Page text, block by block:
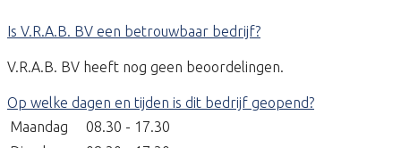
Is V.R.A.B. BV een betrouwbaar bedrijf?
V.R.A.B. BV heeft nog geen beoordelingen.
Op welke dagen en tijden is dit bedrijf geopend?
Maandag
08.30 - 17.30